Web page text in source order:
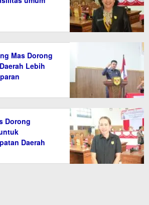
Mas Dorong
Lebih
Dorong
Daerah